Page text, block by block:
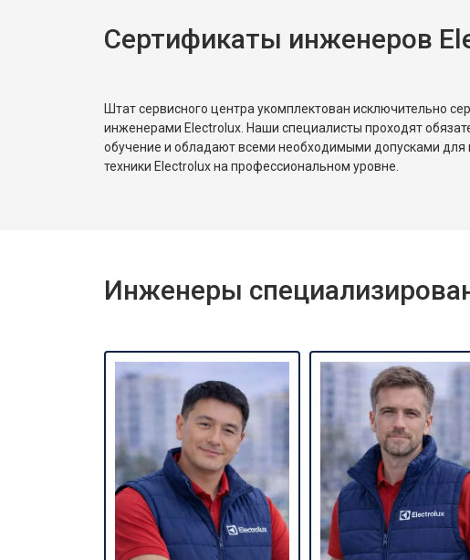
Замена реле
Сертификаты инженеров
Штат сервисного центра укомплектован исключительно
инженерами Electrolux. Наши специалисты проходят
обучение и обладают всеми необходимыми допусками для
техники Electrolux на профессиональном уровне.
Инженеры